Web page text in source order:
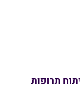
תרופות